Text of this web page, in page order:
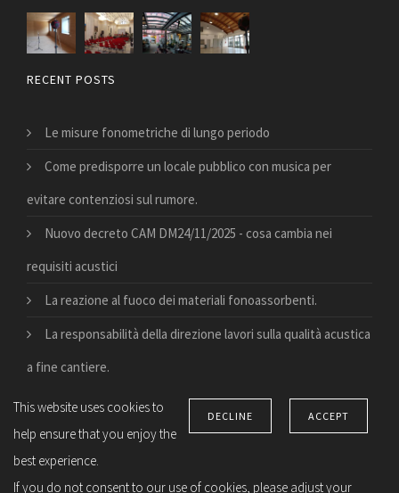
RECENT POSTS
Le misure fonometriche di lungo periodo
Come predisporre un locale pubblico con musica per
evitare contenziosi sul rumore.
Nuovo decreto CAM DM24/11/2025 - cosa cambia nei
requisiti acustici
La reazione al fuoco dei materiali fonoassorbenti.
La responsabilità della direzione lavori sulla qualità acustica
a fine cantiere.
© Copyright 2026 Suono e vita. All right reserved –
notice–Privacy Apps-Privacy Settings–ToS–Credits
ACCEPT
DECLINE
This website uses cookies to
help ensure that you enjoy the
best experience.
If you do not consent to our use of cookies, please adjust your